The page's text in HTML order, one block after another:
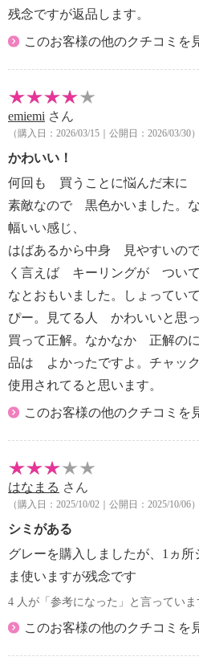
残念ですが返品します。
このお客様の他のクチコミを
emiemi さん
（購入日：2026/03/15｜公開日：2026/03/30）
かわいい！
何回も 買うことに悩んだ末
素敵なので 黒色かいました。
幅いい感じ、
はばあるから中身 見やすいの
く言えば キーリングが つい
なとおもいました。しょって
ぴー。見てる人 かわいいと思
買って正解。なかなか 正解の
品は よかったですよ。チャッ
使用されてると思います。
このお客様の他のクチコミを
はなまる さん
（購入日：2025/10/02｜公開日：2025/10/06）
シミがある
グレーを購入しましたが、1ヵ所
ま使いますが残念です
4 人が「参考になった」と言っていま
このお客様の他のクチコミを